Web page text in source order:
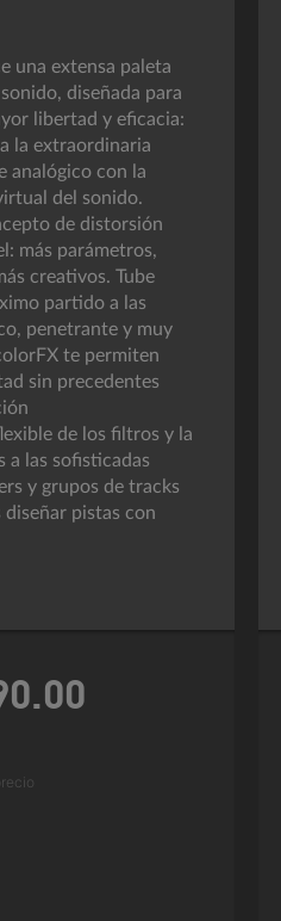
una extensa paleta
diseñada para
libertad y eficacia:
la extraordinaria
analógico con la
del sonido.
de distorsión
más parámetros,
creativos. Tube
partido a las
penetrante y muy
te permiten
sin precedentes
de los filtros y la
a las sofisticadas
y grupos de tracks
diseñar pistas con
00